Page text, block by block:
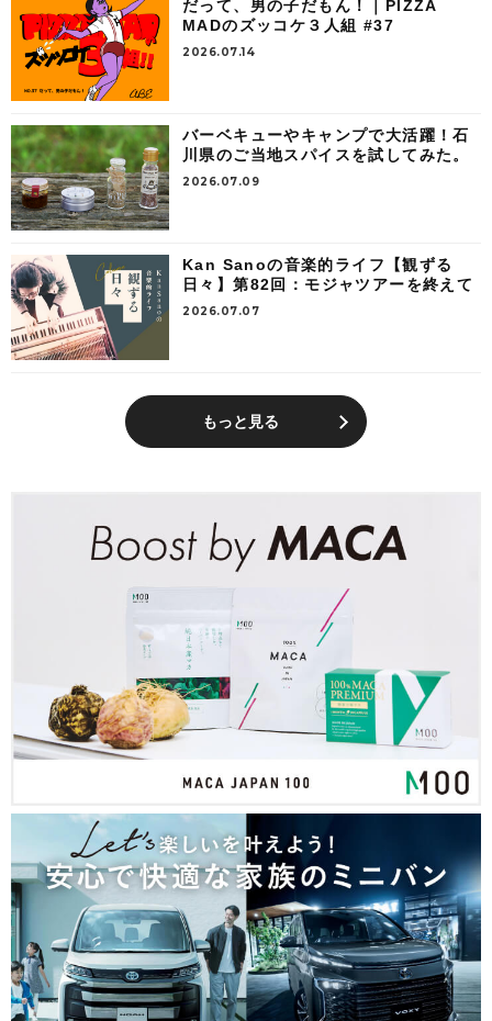
だって、男の子だもん！｜PIZZA
MADのズッコケ３人組 #37
2026.07.14
バーベキューやキャンプで大活躍！石
川県のご当地スパイスを試してみた。
2026.07.09
Kan Sanoの音楽的ライフ【観ずる
日々】第82回：モジャツアーを終えて
2026.07.07
もっと見る